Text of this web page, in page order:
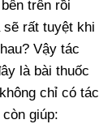
trên rồi
sẽ rất tuyệt khi
Vậy tác
là bài thuốc
chỉ có tác
giúp: